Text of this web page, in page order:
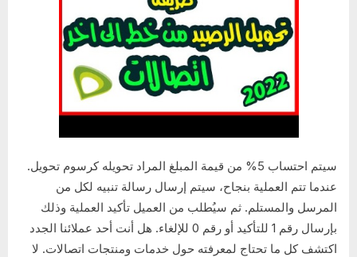
سيتم احتساب 5% من قيمة المبلغ المراد تحويله كرسوم تحويل.
عندما تتم العملية بنجاح، سيتم إرسال رسالة تنبيه لكل من
المرسل والمستلم. ثم سيُطلب من العميل تأكيد العملية وذلك
بإرسال رقم 1 للتأكيد أو رقم 0 للإلغاء. هل أنت أحد عملائنا الجدد
اكتشف كل ما تحتاج لمعرفته حول خدمات ومنتجات اتصالات. لا